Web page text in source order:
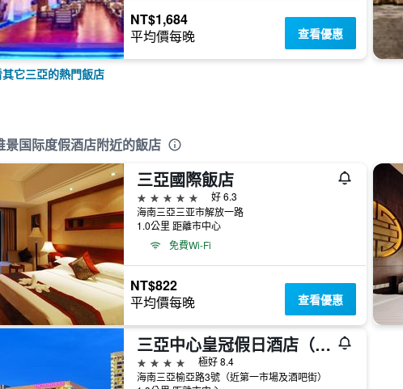
NT$1,684
平均價每晚 查看優惠
它三亞的熱門飯店
景国际度假酒店附近的飯店
三亞國際飯店
5星級
好 6.3
海南三亞三亚市解放一路
1.0公里 距離市中心
免費Wi-Fi
NT$822
平均價每晚 查看優惠
三亞中心皇冠假日酒店（洲際旗下，觀山望海）
4星級
極好 8.4
海南三亞榆亞路3號（近第一市場及酒吧街）